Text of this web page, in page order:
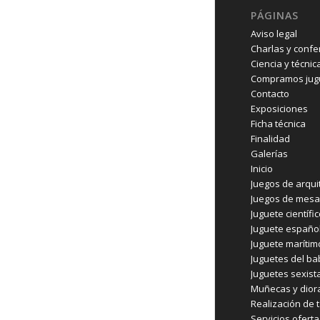
PÁGINAS
Aviso legal
Charlas y
Ciencia y
Compramos
Contacto
Exposiciones
Ficha técnica
Finalidad
Galerías
Inicio
Juegos de
Juegos de mesa
Juguete
Juguete
Juguete
Juguetes del
Juguetes
Muñecas y
Realización de